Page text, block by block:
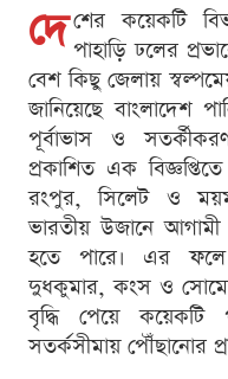
দে শের কয়েকটি
পাহাড়ি ঢলের
বেশ কিছু জেলায়
জানিয়েছে বাংলাদেশ
পূর্বাভাস ও
প্রকাশিত এক
রংপুর, সিলেট ও
ভারতীয় উজানে আগামী
হতে পারে। এর ফলে
দুধকুমার, কংস ও
বৃদ্ধি পেয়ে কয়েকটি
সতর্কসীমায় পৌঁছানোর